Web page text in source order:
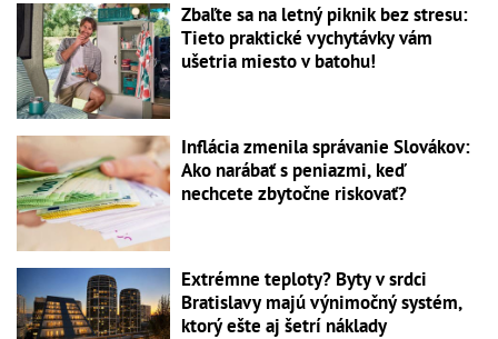
Zbaľte sa na letný piknik bez stresu:
Tieto praktické vychytávky vám
ušetria miesto v batohu!
Inflácia zmenila správanie Slovákov:
Ako narábať s peniazmi, keď
nechcete zbytočne riskovať?
Extrémne teploty? Byty v srdci
Bratislavy majú výnimočný systém,
ktorý ešte aj šetrí náklady